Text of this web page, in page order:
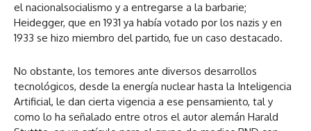
el nacionalsocialismo y a entregarse a la barbarie;
Heidegger, que en 1931 ya había votado por los nazis y en
1933 se hizo miembro del partido, fue un caso destacado.
No obstante, los temores ante diversos desarrollos
tecnológicos, desde la energía nuclear hasta la Inteligencia
Artificial, le dan cierta vigencia a ese pensamiento, tal y
como lo ha señalado entre otros el autor alemán Harald